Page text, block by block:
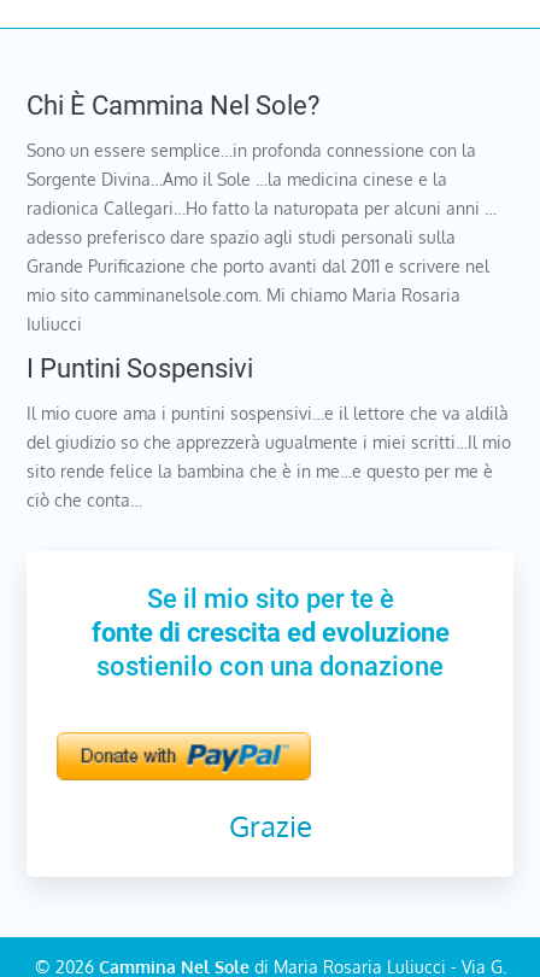
Chi È Cammina Nel Sole?
Sono un essere semplice…in profonda connessione con la
Sorgente Divina…Amo il Sole …la medicina cinese e la
radionica Callegari…Ho fatto la naturopata per alcuni anni …
adesso preferisco dare spazio agli studi personali sulla
Grande Purificazione che porto avanti dal 2011 e scrivere nel
mio sito camminanelsole.com. Mi chiamo Maria Rosaria
Iuliucci
I Puntini Sospensivi
Il mio cuore ama i puntini sospensivi…e il lettore che va aldilà
del giudizio so che apprezzerà ugualmente i miei scritti…Il mio
sito rende felice la bambina che è in me…e questo per me è
ciò che conta…
Se il mio sito per te è
fonte di crescita ed evoluzione
sostienilo con una donazione
Grazie
© 2026 Cammina Nel Soledi Maria Rosaria Luliucci - Via G.